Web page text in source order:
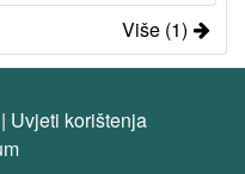
Više (1)
| Uvjeti korištenja